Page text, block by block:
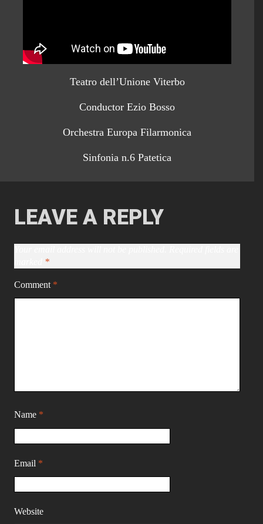
Teatro dell’Unione Viterbo
Conductor Ezio Bosso
Orchestra Europa Filarmonica
Sinfonia n.6 Patetica
LEAVE A REPLY
*
Comment *
Name *
Email *
Website